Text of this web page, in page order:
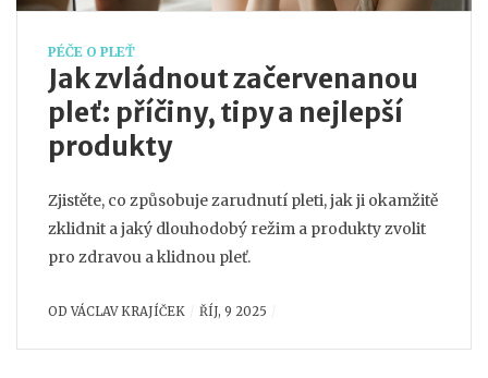
PÉČE O PLEŤ
Jak zvládnout začervenanou
pleť: příčiny, tipy a nejlepší
produkty
Zjistěte, co způsobuje zarudnutí pleti, jak ji okamžitě
zklidnit a jaký dlouhodobý režim a produkty zvolit
pro zdravou a klidnou pleť.
ODVÁCLAV KRAJÍČEK ŘÍJ, 9 2025